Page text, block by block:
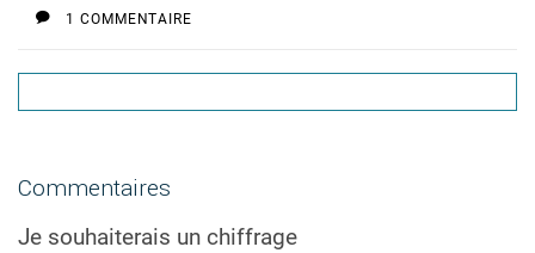
1 COMMENTAIRE
Commentaires
Je souhaiterais un chiffrage